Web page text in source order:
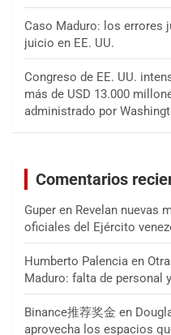
Caso Maduro: los errores
juicio en EE. UU.
Congreso de EE. UU.
más de USD 13.000
administrado por
Comentarios
Guper en Revelan nuevas
oficiales del Ejército
Humberto Palencia en
Maduro: falta de personal
Binance推荐奖金 en
aprovecha los espacios